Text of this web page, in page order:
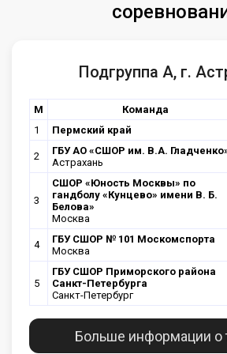
Подгруппа А, г.
М Команда
1
Пермский край
2
ГБУ АО «СШОР им. В.А.
Астрахань
3
CШОР «Юность Москвы» по
гандболу «Кунцево» имени В. Б.
Белова»
Москва
4
ГБУ CШОР № 101 Москомспорта
Москва
5
ГБУ СШОР Приморского района
Санкт-Петербурга
Санкт-Петербург
Больше информации о